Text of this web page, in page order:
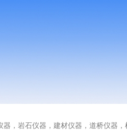
，岩石仪器，建材仪器，道桥仪器，检测